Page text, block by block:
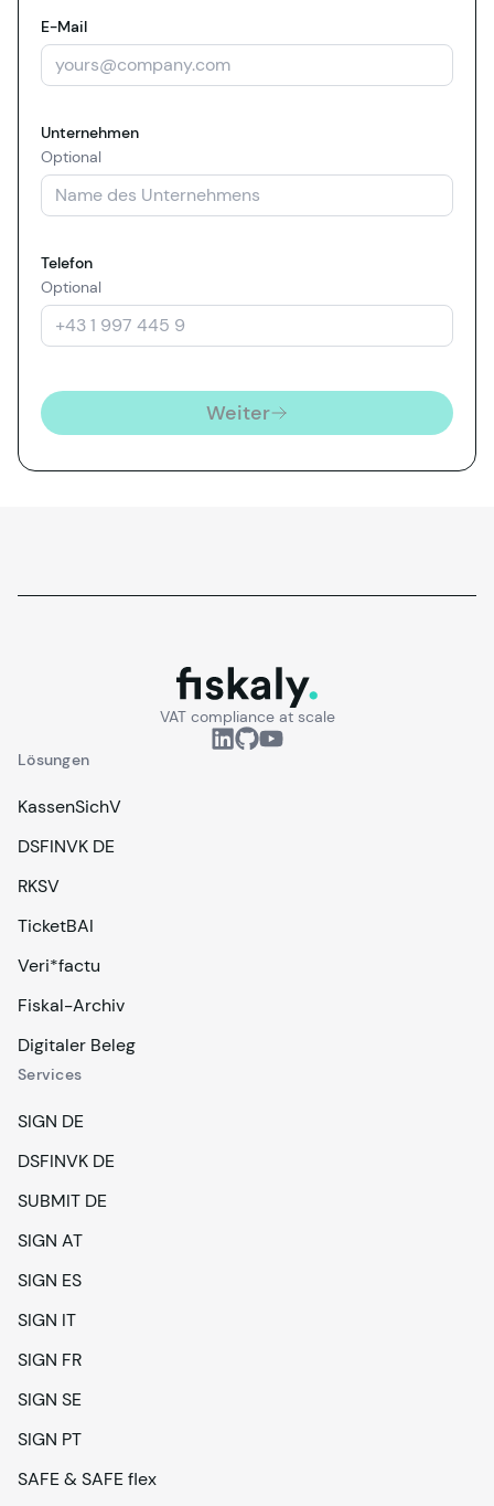
E-Mail
Unternehmen
Optional
Telefon
Optional
Weiter
fiskaly.
VAT compliance at scale
Lösungen
KassenSichV
DSFINVK DE
RKSV
TicketBAI
Veri*factu
Fiskal-Archiv
Digitaler Beleg
Services
SIGN DE
DSFINVK DE
SUBMIT DE
SIGN AT
SIGN ES
SIGN IT
SIGN FR
SIGN SE
SIGN PT
SAFE & SAFE flex